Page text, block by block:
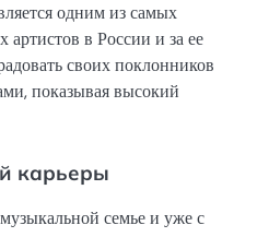
одним из самых
в России и за ее
своих поклонников
показывая высокий
карьеры
семье и уже с